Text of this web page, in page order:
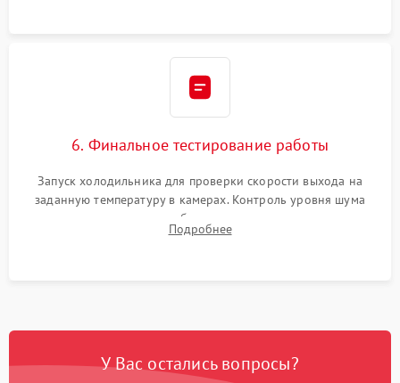
6. Финальное тестирование работы
Запуск холодильника для проверки скорости выхода на
заданную температуру в камерах. Контроль уровня шума
компрессора, отсутствия обмерзания стенок и корректного
срабатывания системы автоматической оттайки.
Подробнее
У Вас остались вопросы?